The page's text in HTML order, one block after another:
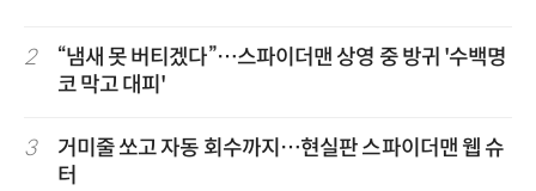
2
“냄새 못 버티겠다”…스파이더맨 상영 중 방귀 '수백명
코 막고 대피'
3
거미줄 쏘고 자동 회수까지…현실판 스파이더맨 웹 슈
터